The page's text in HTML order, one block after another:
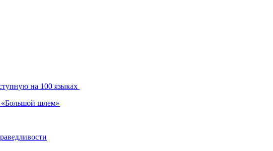
на 100 языках
«Большой шлем»